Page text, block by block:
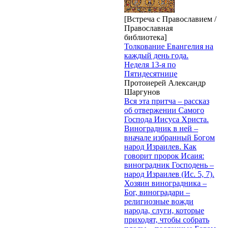
[Встреча с Православием /
Православная
библиотека]
Толкование Евангелия на
каждый день года.
Неделя 13-я по
Пятидесятнице
Протоиерей Александр
Шаргунов
Вся эта притча – рассказ
об отвержении Самого
Господа Иисуса Христа.
Виноградник в ней –
вначале избранный Богом
народ Израилев. Как
говорит пророк Исаия:
виноградник Господень –
народ Израилев (Ис. 5, 7).
Хозяин виноградника –
Бог, виноградари –
религиозные вожди
народа, слуги, которые
приходят, чтобы собрать